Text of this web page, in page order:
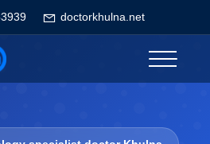
doctorkhulna.net